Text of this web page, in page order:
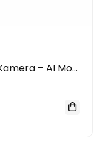
360° WiFi Kültéri PTZ Biztonsági Kamera – AI Mozgásérzékelés, 30m Éjszakai Látás, Hang- és Fényriasztás